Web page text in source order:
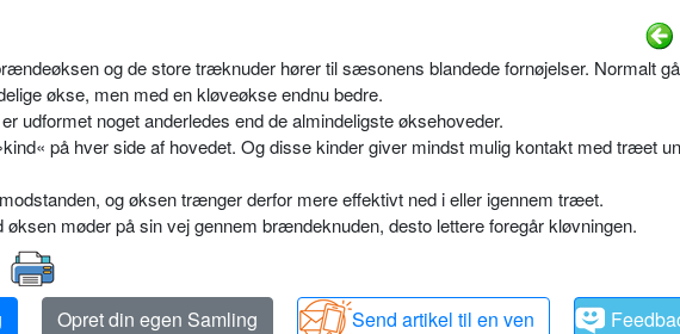
og de store træknuder hører til sæsonens blandede fornøjelser. Normalt
økse, men med en kløveøkse endnu bedre.
udformet noget anderledes end de almindeligste øksehoveder.
på hver side af hovedet. Og disse kinder giver mindst mulig kontakt med træet
og øksen trænger derfor mere effektivt ned i eller igennem træet.
øksen møder på sin vej gennem brændeknuden, desto lettere foregår kløvningen.
Opret din egen Samling Send artikel til en ven